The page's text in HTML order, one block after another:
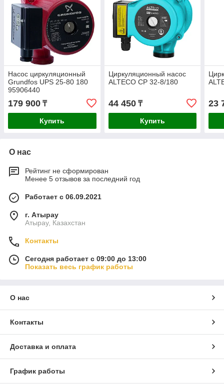
Насос циркуляционный
Grundfos UPS 25-80 180
95906440
179 900 ₸
Купить
Циркуляционный насос
ALTECO CP 32-8/180
44 450₸
Купить
23
О нас
Рейтинг не сформирован
Менее 5 отзывов за последний год
Работает с 06.09.2021
г. Атырау
Атырау, Казахстан
Контакты
Сегодня работает с 09:00 до 13:00
Показать весь график работы
О нас
Контакты
Доставка и оплата
График работы